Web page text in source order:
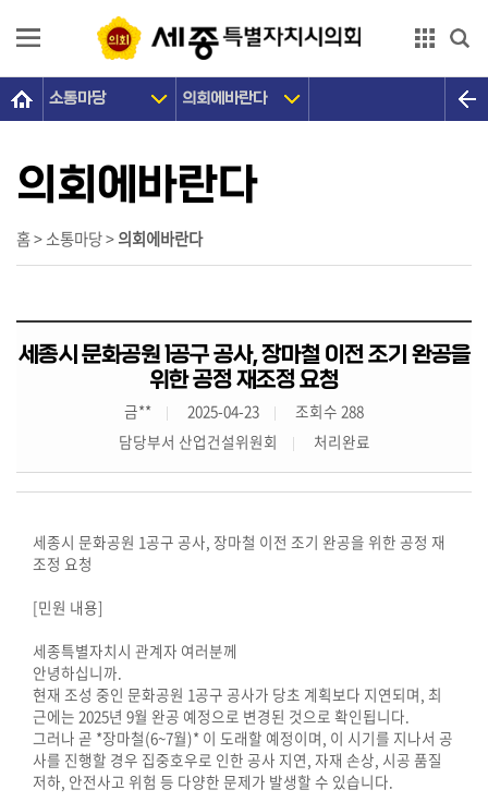
의
개
의
원
장
의
시
소통마당 의회에바란다
홈 > 소통마당 >의회에바란다
의회에바란다
세종시 문화공원 1공구 공사, 장마철 이전 조기 완공을
위한 공정 재조정 요청
금** 2025-04-23
조회수 288
담당부서 산업건설위원회
처리완료
세종시 문화공원 1공구 공사, 장마철 이전 조기 완공을 위한 공정 재
조정 요청
[민원 내용]
세종특별자치시 관계자 여러분께
안녕하십니까.
현재 조성 중인 문화공원 1공구 공사가 당초 계획보다 지연되며, 최
근에는 2025년 9월 완공 예정으로 변경된 것으로 확인됩니다.
그러나 곧 *장마철(6~7월)* 이 도래할 예정이며, 이 시기를 지나서 공
사를 진행할 경우 집중호우로 인한 공사 지연, 자재 손상, 시공 품질
저하, 안전사고 위험 등 다양한 문제가 발생할 수 있습니다.